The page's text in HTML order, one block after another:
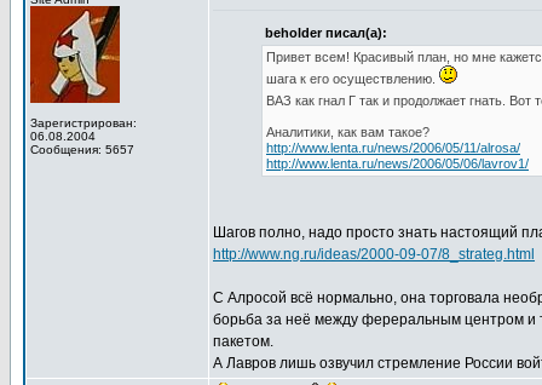
Зарегистрирован:
06.08.2004
Сообщения: 5657
beholder писал(а):
Привет всем! Красивый план, но мне
шага к его осуществлению.
ВАЗ как гнал Г так и продолжает гнать.
Аналитики, как вам такое?
http://www.lenta.ru/news/2006/05/11/alrosa/
http://www.lenta.ru/news/2006/05/06/lavrov1/
Шагов полно, надо просто знать настоящий
http://www.ng.ru/ideas/2000-09-07/8_strateg.html
С Алросой всё нормально, она торговала
борьба за неё между фереральным центром и
пакетом.
А Лавров лишь озвучил стремление России